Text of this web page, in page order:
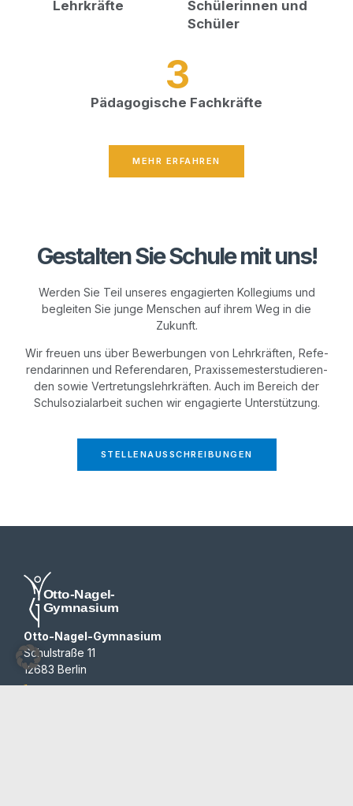
Lehr­kräf­te
Schü­le­rin­nen und
Schüler
Päd­ago­gi­sche Fachkräfte
3
MEHR ERFAH­REN
Gestalten Sie Schule mit uns!
Wer­den Sie Teil unse­res enga­gier­ten Kol­le­gi­ums und
beglei­ten Sie jun­ge Men­schen auf ihrem Weg in die
Zukunft.
Wir freu­en uns über Bewer­bun­gen von Lehr­kräf­ten, Refe­
ren­da­rin­nen und Refe­ren­da­ren, Pra­xis­se­mes­ter­stu­die­ren­
den sowie Ver­tre­tungs­lehr­kräf­ten. Auch im Bereich der
Schul­so­zi­al­ar­beit suchen wir enga­gier­te Unterstützung.
STEL­LEN­AUS­SCHREI­BUN­GEN
Otto-Nagel-Gymnasium
Schulstraße 11
12683 Berlin